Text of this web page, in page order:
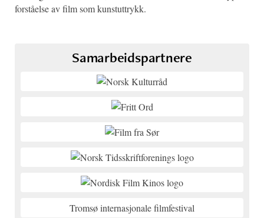
forståelse av film som kunstuttrykk.
Samarbeidspartnere
Tromsø internasjonale filmfestival